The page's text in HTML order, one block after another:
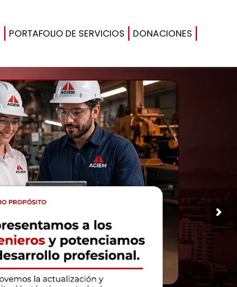
PORTAFOLIO DE SERVICIOS DONACIONES